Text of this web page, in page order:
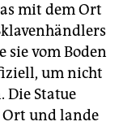
mit dem Ort
sie vom Boden
um nicht
Die Statue
und lande